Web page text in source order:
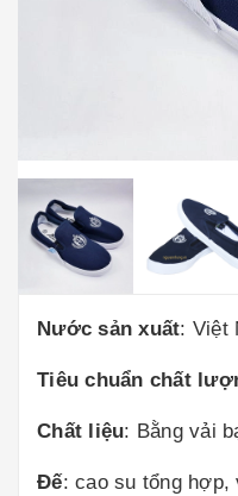
Nước sản xuất: Việt
Tiêu chuẩn chất
Chất liệu: Bằng vải
Đế: cao su tổng hợp,